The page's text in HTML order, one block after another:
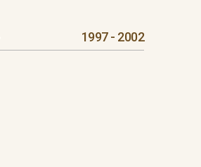
1997 - 2002